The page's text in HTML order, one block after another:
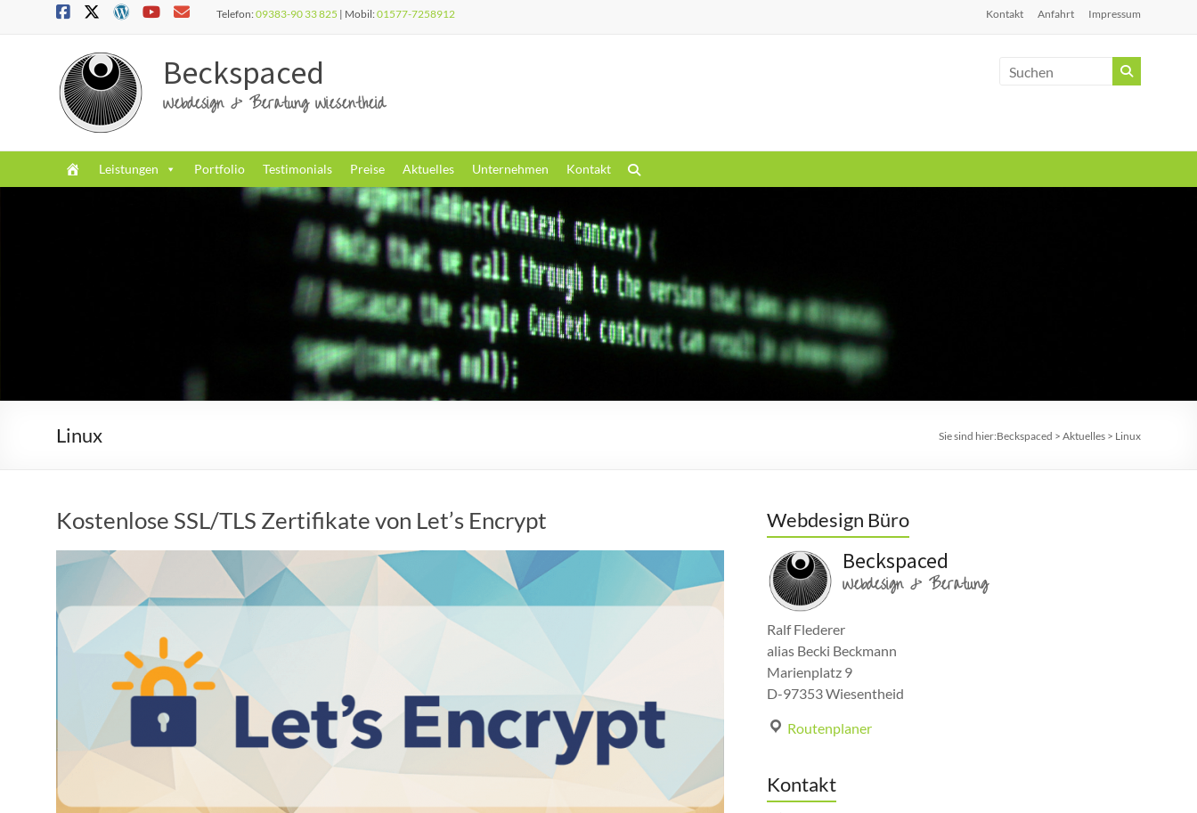
Telefon:09383-90 33 825 | Mobil:01577-7258912 Kontakt Anfahrt Impressum
Beckspaced
Webdesign & Beratung Wiesentheid
Leistungen Portfolio Testimonials Preise Aktuelles Unternehmen Kontakt
Linux Sie sind hier:Beckspaced > Aktuelles > Linux
Kostenlose SSL/TLS Zertifikate von Let’s Encrypt Webdesign Büro
Beckspaced
Webdesign & Beratung
Ralf Flederer
alias Becki Beckmann
Marienplatz 9
D-97353 Wiesentheid
Routenplaner
Kontakt